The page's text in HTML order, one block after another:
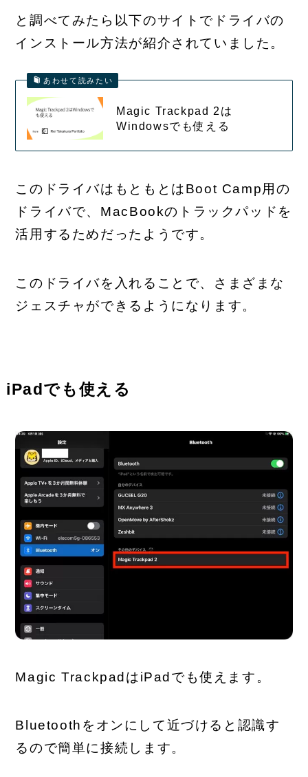
と調べてみたら以下のサイトでドライバの
インストール方法が紹介されていました。
あわせて読みたい
Magic Trackpad 2は
Windowsでも使える
このドライバはもともとはBoot Camp用の
ドライバで、MacBookのトラックパッドを
活用するためだったようです。
このドライバを入れることで、さまざまな
ジェスチャができるようになります。
iPadでも使える
Magic TrackpadはiPadでも使えます。
Bluetoothをオンにして近づけると認識す
るので簡単に接続します。